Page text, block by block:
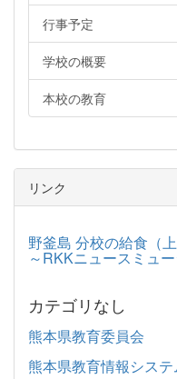
行事予定
学校の概要
本校の教育
リンク
野釜島 分校の給食（
～RKKニュースミュ
カテゴリなし
熊本県教育委員会
熊本県教育情報システ